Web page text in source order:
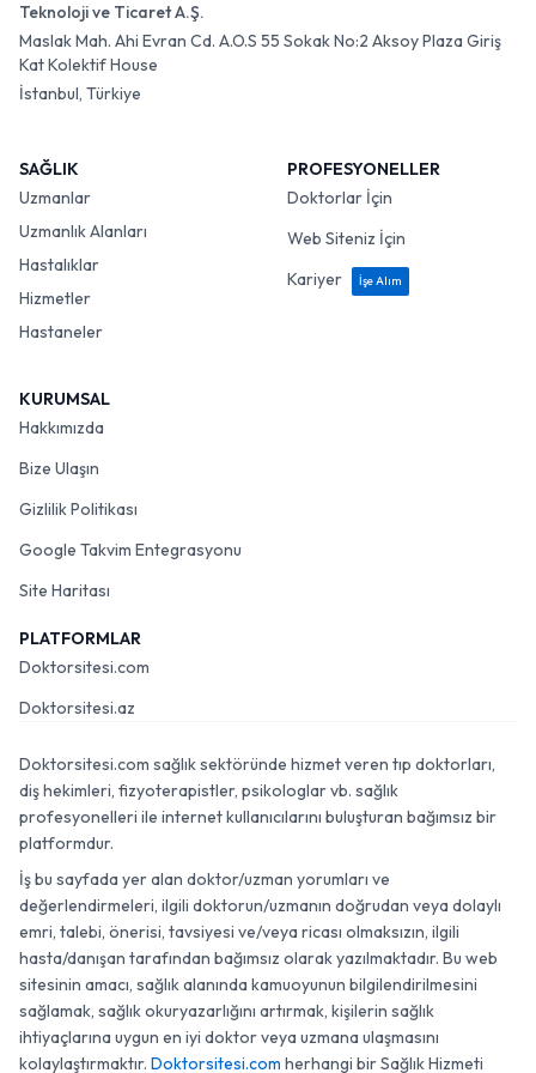
Teknoloji ve Ticaret A.Ş.
Maslak Mah. Ahi Evran Cd. A.O.S 55 Sokak No:2 Aksoy Plaza Giriş
Kat Kolektif House
İstanbul, Türkiye
SAĞLIK
Uzmanlar
Uzmanlık Alanları
Hastalıklar
Hizmetler
Hastaneler
PROFESYONELLER
Doktorlar İçin
Web Siteniz İçin
Kariyer
İşe Alım
KURUMSAL
Hakkımızda
Bize Ulaşın
Gizlilik Politikası
Google Takvim Entegrasyonu
Site Haritası
PLATFORMLAR
Doktorsitesi.com
Doktorsitesi.az
Doktorsitesi.com sağlık sektöründe hizmet veren tıp doktorları,
diş hekimleri, fizyoterapistler, psikologlar vb. sağlık
profesyonelleri ile internet kullanıcılarını buluşturan bağımsız bir
platformdur.
İş bu sayfada yer alan doktor/uzman yorumları ve
değerlendirmeleri, ilgili doktorun/uzmanın doğrudan veya dolaylı
emri, talebi, önerisi, tavsiyesi ve/veya ricası olmaksızın, ilgili
hasta/danışan tarafından bağımsız olarak yazılmaktadır. Bu web
sitesinin amacı, sağlık alanında kamuoyunun bilgilendirilmesini
sağlamak, sağlık okuryazarlığını artırmak, kişilerin sağlık
ihtiyaçlarına uygun en iyi doktor veya uzmana ulaşmasını
kolaylaştırmaktır. Doktorsitesi.com herhangi bir Sağlık Hizmeti